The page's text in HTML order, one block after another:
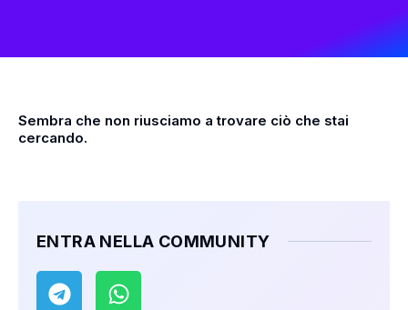
Sembra che non riusciamo a trovare ciò che stai
cercando.
ENTRA NELLA COMMUNITY